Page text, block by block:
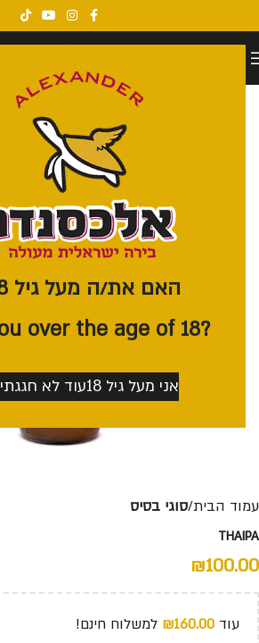
האם את/ה מעל גיל 18?
?Are you over the age of 18
אני מעל גיל 18 עוד לא חגגתי 18
עמוד הבית סוגי בסיס
THAIPA
₪100.00
עוד ₪160.00 למשלוח חינם!